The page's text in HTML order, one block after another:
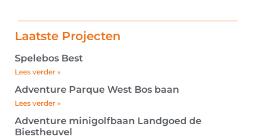
Laatste Projecten
Spelebos Best
Lees verder »
Adventure Parque West Bos baan
Lees verder »
Adventure minigolfbaan Landgoed de
Biestheuvel